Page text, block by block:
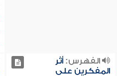
الفهرس:أثر
المفكرين على